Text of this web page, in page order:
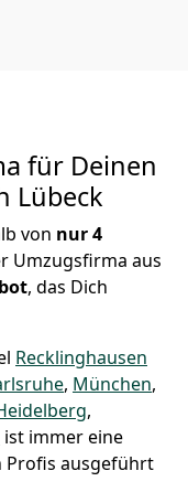
für Deinen
Lübeck
von nur 4
Umzugsfirma aus
, das Dich
Recklinghausen
, München,
,
ist immer eine
Profis ausgeführt